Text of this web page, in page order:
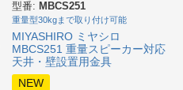
型番: MBCS251
重量型30kgまで取り付け可能
MIYASHIRO ミヤシロ
MBCS251 重量スピーカー対応
天井・壁設置用金具
NEW